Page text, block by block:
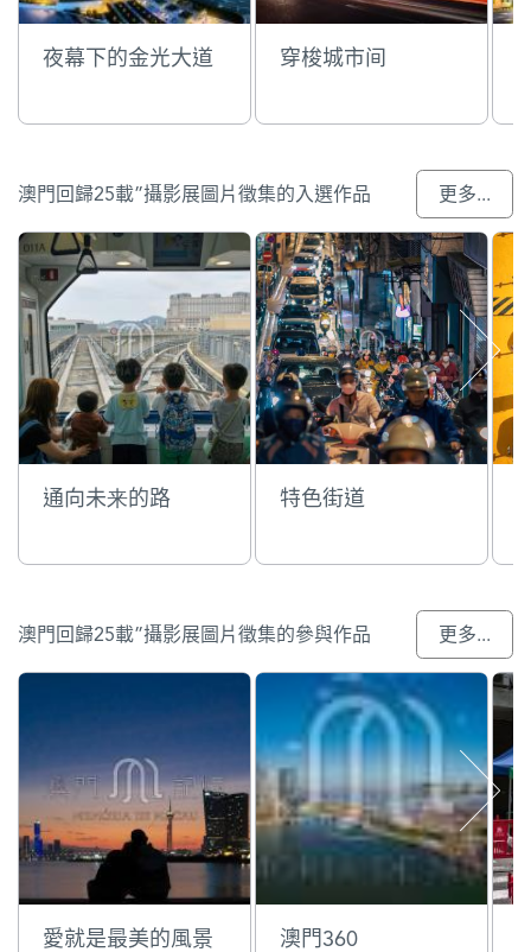
夜幕下的金光大道 穿梭城市间
澳門回歸25載”攝影展圖片徵集的入選作品 更多...
通向未来的路 特色街道
澳門回歸25載”攝影展圖片徵集的參與作品 更多...
愛就是最美的風景 澳門360